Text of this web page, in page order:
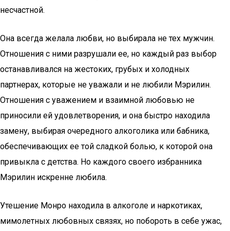
несчастной.
Она всегда желала любви, но выбирала не тех мужчин.
Отношения с ними разрушали ее, но каждый раз выбор
останавливался на жестоких, грубых и холодных
партнерах, которые не уважали и не любили Мэрилин.
Отношения с уважением и взаимной любовью не
приносили ей удовлетворения, и она быстро находила
замену, выбирая очередного алкоголика или бабника,
обеспечивающих ее той сладкой болью, к которой она
привыкла с детства. Но каждого своего избранника
Мэрилин искренне любила.
Утешение Монро находила в алкоголе и наркотиках,
мимолетных любовных связях, но побороть в себе ужас,